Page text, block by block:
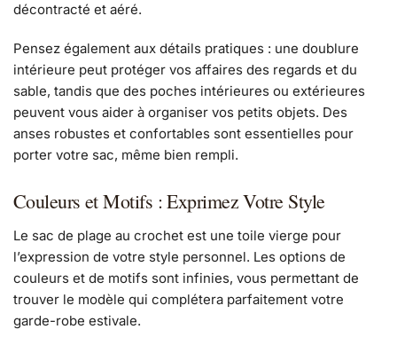
décontracté et aéré.
Pensez également aux détails pratiques : une doublure
intérieure peut protéger vos affaires des regards et du
sable, tandis que des poches intérieures ou extérieures
peuvent vous aider à organiser vos petits objets. Des
anses robustes et confortables sont essentielles pour
porter votre sac, même bien rempli.
Couleurs et Motifs : Exprimez Votre Style
Le sac de plage au crochet est une toile vierge pour
l’expression de votre style personnel. Les options de
couleurs et de motifs sont infinies, vous permettant de
trouver le modèle qui complétera parfaitement votre
garde-robe estivale.